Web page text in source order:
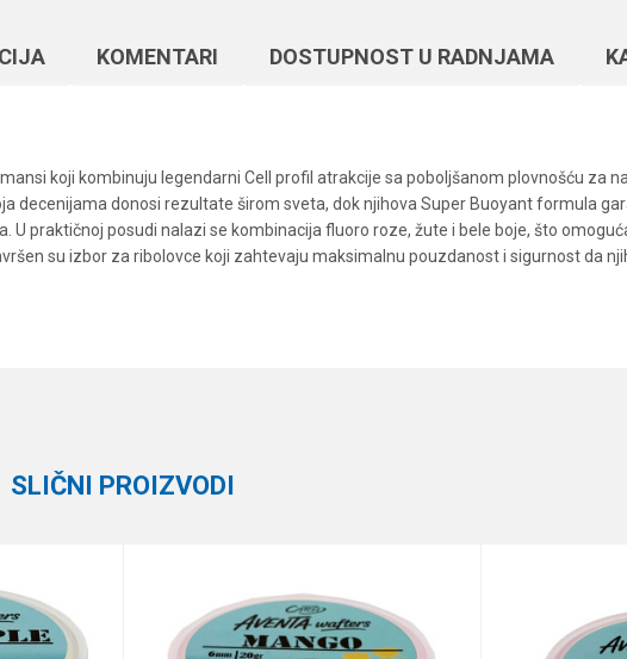
KOMENTARI DOSTUPNOST U RADNJAMA
koji kombinuju legendarni Cell profil atrakcije sa poboljšanom plovnošću za
decenijama donosi rezultate širom sveta, dok njihova Super Buoyant formula
praktičnoj posudi nalazi se kombinacija fluoro roze, žute i bele boje, što
su izbor za ribolovce koji zahtevaju maksimalnu pouzdanost i sigurnost da
SLIČNI PROIZVODI